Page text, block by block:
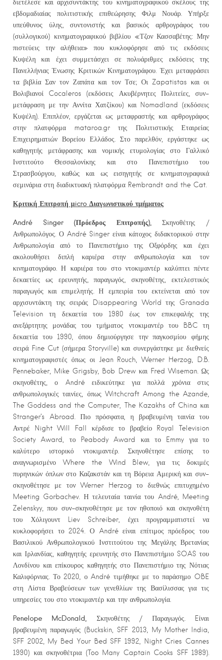
διετέλεσε και αρχισυντάκτης του κινηματογραφικού σκέλους της
εβδομαδιαίας πολιτιστικής επιθεώρησης Φιλμ Νουάρ. Υπήρξε
υπεύθυνος ύλης, συντονιστής και βασικός αρθρογράφος του
(συλλογικού) κινηματογραφικού βιβλίου «Τζον Κασσαβέτης: Μην
πιστεύεις την αλήθεια» που κυκλοφόρησε από τις εκδόσεις
Κυψέλη και έχει συμμετάσχει σε πολυάριθμες εκδόσεις της
Πανελλήνιας Ένωσης Κριτικών Κινηματογράφου. Έχει μεταφράσει
τα βιβλία Σαν τον Ζαπάτα και τον Τσε; Οι Zapatistas και οι
Βολιβιανοί Cocaleros (εκδόσεις Ακυβέρνητες Πολιτείες, συν-
μετάφραση με την Αννίτα Χατζίκου) και Nomadland (εκδόσεις
Κυψέλη). Επιπλέον, εργάζεται ως μεταφραστής και αρθρογράφος
στην πλατφόρμα mataroa.gr της Πολιτιστικής Εταιρείας
Επιχειρηματιών Βορείου Ελλάδος. Στο παρελθόν, εργάστηκε ως
καθηγητής μετάφρασης και νομικής ετυμολογίας στο Γαλλικό
Ινστιτούτο Θεσσαλονίκης και στο Πανεπιστήμιο του
Στρασβούργου, καθώς και ως εισηγητής σε κινηματογραφικά
σεμινάρια στη διαδικτυακή πλατφόρμα Rembrandt and the Cat.
Κριτική Επιτροπή μicro Διαγωνιστικού τμήματος
André Singer (Πρόεδρος Επιτροπής),Σκηνοθέτης /
Ανθρωπολόγος. Ο André Singer είναι κάτοχος διδακτορικού στην
Ανθρωπολογία από το Πανεπιστήμιο της Οξφόρδης και έχει
ακολουθήσει διπλή καριέρα στην ανθρωπολογία και τον
κινηματογράφο. Η καριέρα του στο ντοκιμαντέρ καλύπτει πέντε
δεκαετίες ως ερευνητής, παραγωγός, σκηνοθέτης, εκτελεστικός
παραγωγός και επιμελητής. Η εμπειρία του εκτείνεται από τον
αρχισυντάκτη της σειράς Disappearing World της Granada
Television τη δεκαετία του 1980 έως τον επικεφαλής της
ανεξάρτητης μονάδας του τμήματος ντοκιμαντέρ του BBC τη
δεκαετία του 1990, όπου δημιούργησε την παγκοσμίου φήμης
σειρά Fine Cut (σήμερα Storyville) και συνεργάστηκε με διεθνείς
κινηματογραφιστές όπως οι Jean Rouch, Werner Herzog, D.B.
Pennebaker, Mike Grigsby, Bob Drew και Fred Wiseman. Ως
σκηνοθέτης, ο André ειδικεύτηκε για πολλά χρόνια στις
ανθρωπολογικές ταινίες, όπως Witchcraft Among the Azande,
The Goddess and the Computer, The Kazakhs of China και
Stranger’s Abroad. Πιο πρόσφατα, η βραβευμένη ταινία του
Αντρέ Night Will Fall κέρδισε το βραβείο Royal Television
Society Award, το Peabody Award και το Emmy για το
καλύτερο ιστορικό ντοκιμαντέρ. Σκηνοθέτησε επίσης το
αναγνωρισμένο Where the Wind Blew, για τις δοκιμές
πυρηνικών όπλων στο Καζακστάν και τη Βόρεια Αμερική και συν-
σκηνοθέτησε με τον Werner Herzog το διεθνώς επιτυχημένο
Meeting Gorbachev. Η τελευταία ταινία του André, Meeting
Zelenskyy, που συν-σκηνοθέτησε με τον ηθοποιό και σκηνοθέτη
του Χόλιγουντ Liev Schreiber, έχει προγραμματιστεί να
κυκλοφορήσει το 2024. Ο André είναι επίτιμος πρόεδρος του
Βασιλικού Ανθρωπολογικού Ινστιτούτου της Μεγάλης Βρετανίας
και Ιρλανδίας, καθηγητής ερευνητής στο Πανεπιστήμιο SOAS του
Λονδίνου και επίκουρος καθηγητής στο Πανεπιστήμιο της Νότιας
Καλιφόρνιας. Το 2020, ο André τιμήθηκε με το παράσημο OBE
στη Λίστα Βραβεύσεων των γενεθλίων της Βασίλισσας για τις
υπηρεσίες του στο ντοκιμαντέρ και την ανθρωπολογία.
Penelope McDonald, Σκηνοθέτης / Παραγωγός. Eίναι
βραβευμένη παραγωγός (Buckskin, SFF 2013, My Mother India,
SFF 2002, My Bed Your Bed SFF 1992, Night Cries Cannes
1990) και σκηνοθέτρια (Too Many Captain Cooks SFF 1989).